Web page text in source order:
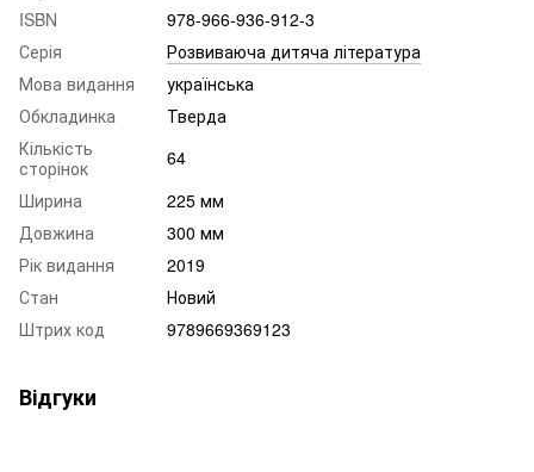
ISBN
978-966-936-912-3
Серія
Розвиваюча дитяча література
Мова видання
українська
Обкладинка
Тверда
Кількість
сторінок
64
Ширина
225 мм
Довжина
300 мм
Рік видання
2019
Стан
Новий
Штрих код
9789669369123
Відгуки